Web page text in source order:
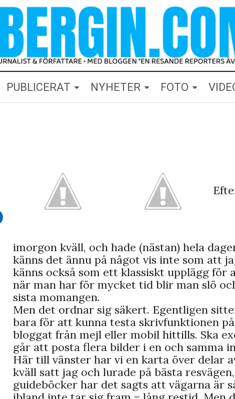
PUBLICERAT NYHETER FOTO
imorgon kväll, och hade (nästan) hela
känns det ännu på något vis inte som att
känns också som ett klassiskt upplägg för
när man har för mycket tid blir man slö
sista momangen.
Men det ordnar sig säkert. Egentligen
bara för att kunna testa skrivfunktionen
bloggat från mejl eller mobil hittills. Ska
går att posta flera bilder i en och samma
Här till vänster har vi en karta över delar
kväll satt jag och lurade på bästa
guideböcker har det sagts att vägarna är